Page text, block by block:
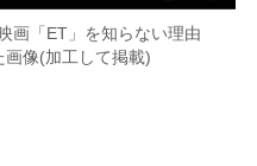
画「ET」を知らない理由
画像(加工して掲載)